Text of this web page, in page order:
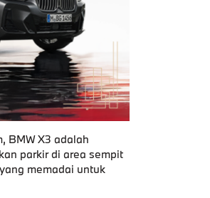
BMW X3 adalah
parkir di area sempit
memadai untuk